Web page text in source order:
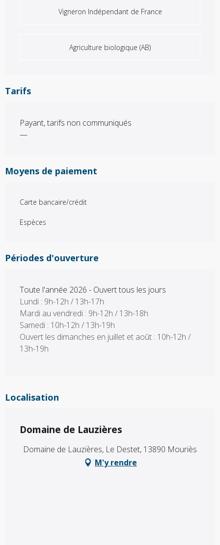
Vigneron Indépendant de France
Agriculture biologique (AB)
Tarifs
Payant, tarifs non communiqués
—
Moyens de paiement
Carte bancaire/crédit
Espèces
Périodes d'ouverture
Toute l'année 2026 - Ouvert tous les jours
Lundi : 9h-12h / 13h-17h
Mardi au vendredi : 9h-12h / 13h-18h
Samedi : 10h-12h / 13h-19h
Ouvert les dimanches en juillet et août : 10h-12h /
13h-19h
Localisation
Domaine de Lauzières
Domaine de Lauzières, Le Destet, 13890 Mouriès
M'y rendre